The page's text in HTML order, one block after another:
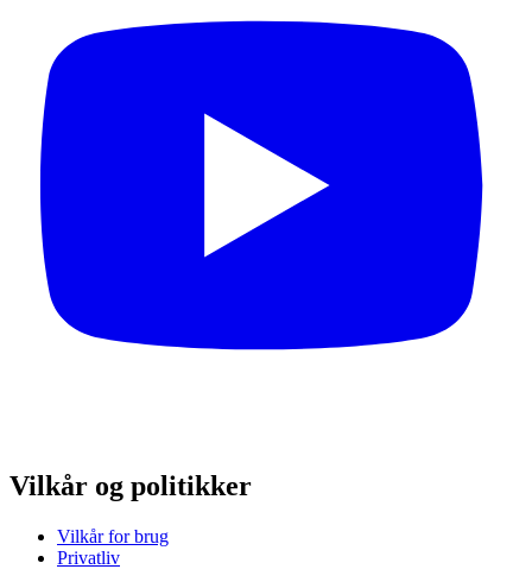
Vilkår og politikker
Vilkår for brug
Privatliv